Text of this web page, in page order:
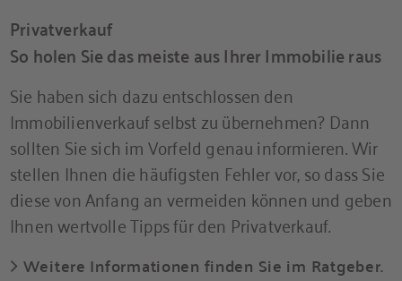
Privatverkauf
So holen Sie das meiste aus Ihrer Immobilie raus
Sie haben sich dazu entschlossen den
Immobilienverkauf selbst zu übernehmen? Dann
sollten Sie sich im Vorfeld genau informieren. Wir
stellen Ihnen die häufigsten Fehler vor, so dass Sie
diese von Anfang an vermeiden können und geben
Ihnen wertvolle Tipps für den Privatverkauf.
Weitere Informationen finden Sie im Ratgeber.